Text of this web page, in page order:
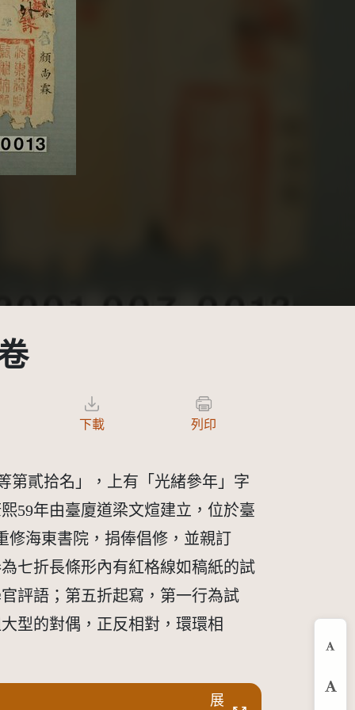
下載 列印
第貳拾名」，上有「光緒參年」字
59年由臺廈道梁文煊建立，位於臺
修海東書院，捐俸倡修，並親訂
七折長條形內有紅格線如稿紙的試
評語；第五折起寫，第一行為試
型的對偶，正反相對，環環相
展